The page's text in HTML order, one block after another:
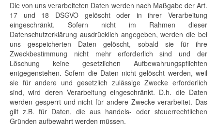
Die von uns verarbeiteten Daten werden nach Maßgabe der Art.
17 und 18 DSGVO gelöscht oder in ihrer Verarbeitung
eingeschränkt. Sofern nicht im Rahmen dieser
Datenschutzerklärung ausdrücklich angegeben, werden die bei
uns gespeicherten Daten gelöscht, sobald sie für ihre
Zweckbestimmung nicht mehr erforderlich sind und der
Löschung keine gesetzlichen Aufbewahrungspflichten
entgegenstehen. Sofern die Daten nicht gelöscht werden, weil
sie für andere und gesetzlich zulässige Zwecke erforderlich
sind, wird deren Verarbeitung eingeschränkt. D.h. die Daten
werden gesperrt und nicht für andere Zwecke verarbeitet. Das
gilt z.B. für Daten, die aus handels- oder steuerrechtlichen
Gründen aufbewahrt werden müssen.